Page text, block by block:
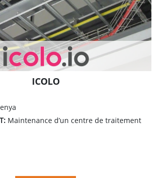
ICOLO
Maintenance d’un centre de traitement